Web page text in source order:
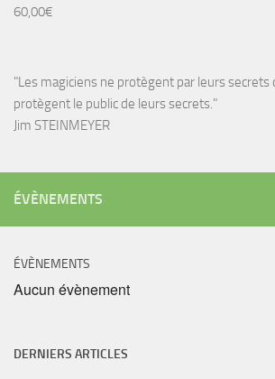
60,00€
"Les magiciens ne protègent par leurs secrets
protègent le public de leurs secrets."
Jim STEINMEYER
ÉVÈNEMENTS
ÉVÈNEMENTS
Aucun évènement
DERNIERS ARTICLES